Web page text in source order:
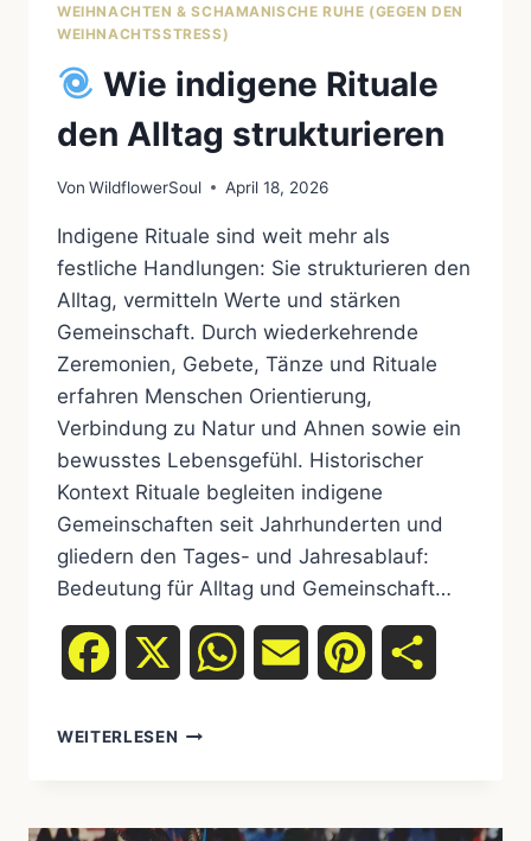
WEIHNACHTEN & SCHAMANISCHE RUHE (GEGEN DEN
WEIHNACHTSSTRESS)
Wie indigene Rituale
den Alltag strukturieren
Von WildflowerSoul April 18, 2026
Indigene Rituale sind weit mehr als
festliche Handlungen: Sie strukturieren den
Alltag, vermitteln Werte und stärken
Gemeinschaft. Durch wiederkehrende
Zeremonien, Gebete, Tänze und Rituale
erfahren Menschen Orientierung,
Verbindung zu Natur und Ahnen sowie ein
bewusstes Lebensgefühl. Historischer
Kontext Rituale begleiten indigene
Gemeinschaften seit Jahrhunderten und
gliedern den Tages- und Jahresablauf:
Bedeutung für Alltag und Gemeinschaft…
Facebook WhatsAppEmail Pinterest
WEITERLESEN
DEN